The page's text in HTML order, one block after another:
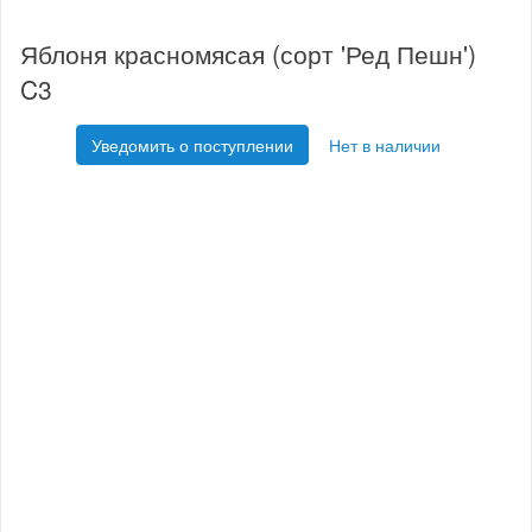
Яблоня красномясая (сорт 'Ред Пешн')
C3
Уведомить о поступлении Нет в наличии